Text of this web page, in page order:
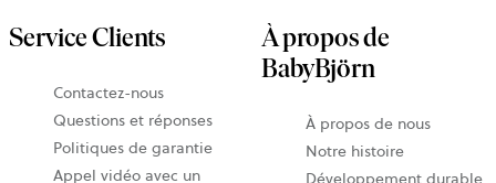
Service Clients
Contactez-nous
Questions et réponses
Politiques de garantie
Appel vidéo avec un
À propos de
BabyBjörn
À propos de nous
Notre histoire